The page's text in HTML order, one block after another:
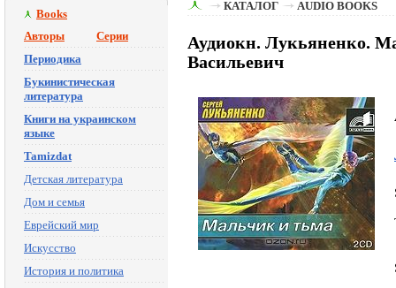
Books
Авторы
Серии
Периодика
Букинистическая
литература
Книги на украинском
языке
Tamizdat
Детская литература
Дом и семья
Еврейский мир
Искусство
История и политика
КАТАЛОГ AUDIO BOOKS
Аудиокн. Лукьяненко.
Васильевич